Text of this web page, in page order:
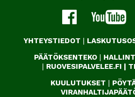
YHTEYSTIEDOT |
PÄÄTÖKSENTEKO |
| RUOVESIPALVELEE.FI |
KUULUTUKSET |